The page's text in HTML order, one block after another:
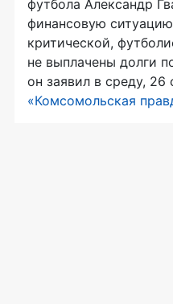
футбола Александр
финансовую
критической,
не выплачены долги
он заявил в среду, 26
«Комсомольская